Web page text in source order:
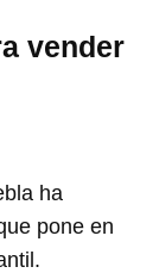
vender
ha
pone en